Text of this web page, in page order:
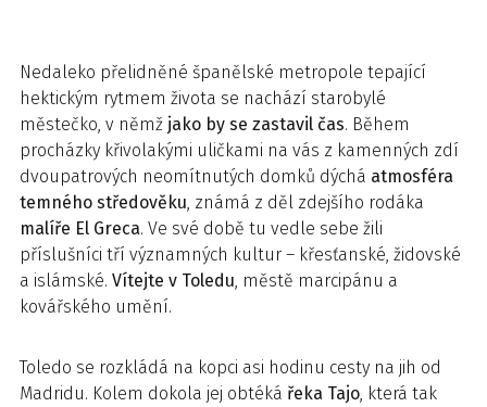
Nedaleko přelidněné španělské metropole tepající
hektickým rytmem života se nachází starobylé
městečko, v němž jako by se zastavil čas. Během
procházky křivolakými uličkami na vás z kamenných zdí
dvoupatrových neomítnutých domků dýchá atmosféra
temného středověku, známá z děl zdejšího rodáka
malíře El Greca. Ve své době tu vedle sebe žili
příslušníci tří významných kultur – křesťanské, židovské
a islámské. Vítejte v Toledu, městě marcipánu a
kovářského umění.
Toledo se rozkládá na kopci asi hodinu cesty na jih od
Madridu. Kolem dokola jej obtéká řeka Tajo, která tak